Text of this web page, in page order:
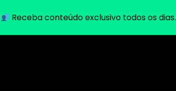
Receba conteúdo exclusivo todos os dias.